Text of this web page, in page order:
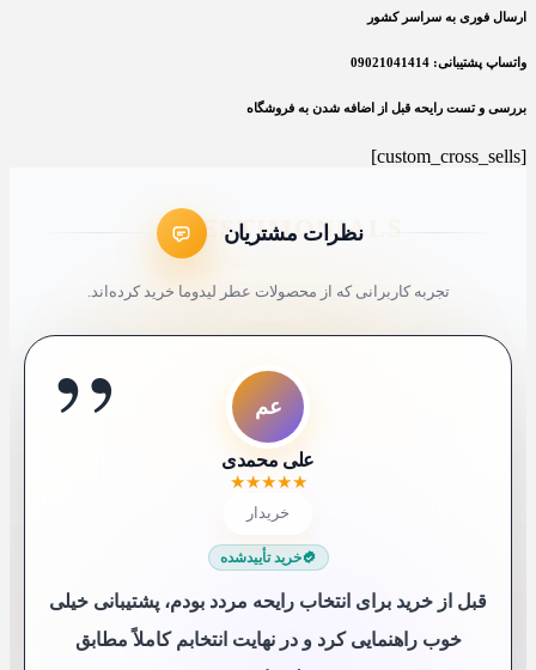
ارسال فوری به سراسر کشور
واتساپ پشتیبانی: 09021041414
بررسی و تست رایحه قبل از اضافه شدن به فروشگاه
[custom_cross_sells]
نظرات مشتریان
تجربه کاربرانی که از محصولات عطر لیدوما خرید کرده‌اند.
ک4
کاربر 48321
★★★★★
خریدار
خرید تأییدشده
شم
شیرین ملکی
★★★★★
😍 خریدار راضی
خرید تأییدشده
ک9
کاربر 9652
★★★★★
خریدار
خرید تأییدشده
مک
محمد کاشانکی
★★★★★
خریدار
خرید تأییدشده
ا
ایلیا
★★★★★
خریدار
خرید تأییدشده
ل7
لیلی 76
★★★★★
خریدار
خرید تأییدشده
” عم
علی محمدی
★★★★★
خریدار
خرید تأییدشده
قبل از خرید برای انتخاب رایحه مردد بودم، پشتیبانی خیلی
خوب راهنمایی کرد و در نهایت انتخابم کاملاً مطابق
سع
سارا عباسی
★★★★★
😍 خریدار راضی
خرید تأییدشده